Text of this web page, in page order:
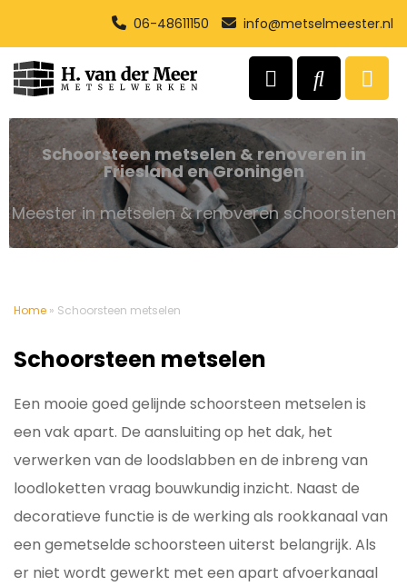
06-48611150 info@metselmeester.nl
Schoorsteen metselen & renoveren in
Friesland en Groningen
Meester in metselen & renoveren schoorstenen
Home » Schoorsteen metselen
Schoorsteen metselen
Een mooie goed gelijnde schoorsteen metselen is
een vak apart. De aansluiting op het dak, het
verwerken van de loodslabben en de inbreng van
loodloketten vraag bouwkundig inzicht. Naast de
decoratieve functie is de werking als rookkanaal van
een gemetselde schoorsteen uiterst belangrijk. Als
er niet wordt gewerkt met een apart afvoerkanaal